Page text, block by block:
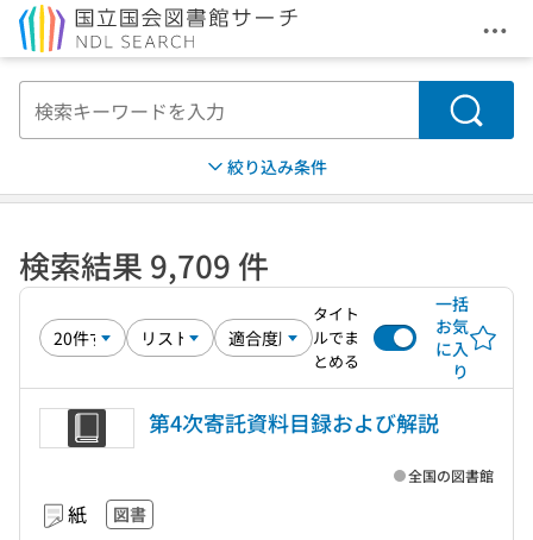
メ
検索
絞り込み条件
検索結果 9,709 件
タイト
ルでま
とめる
一括
お気
に入
り
第4次寄託資料目録および解説
紙 図書
全国の図書館